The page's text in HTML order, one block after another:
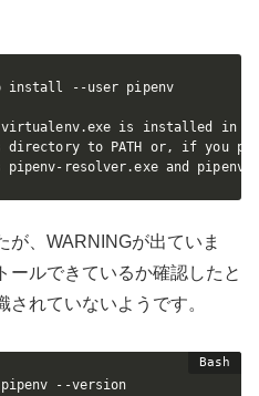
install --user pipenv
is installed in
directory to PATH or, if you
pipenv-resolver.exe and
が、WARNINGが出ていま
ールできているか確認したと
れていないようです。
--version